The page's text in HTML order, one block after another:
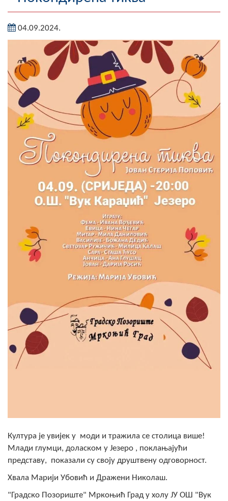
Географија
Насељена мјеста
Занимљивости
Фотогалерија
НАЧЕЛНИК
О Начелнику
Замјеник начелника
Извјештај о раду начелника
СКУПШТИНА
Статут Општине
Скупштинско вијеће општине језеро
Састав Скупштине
ОПШТИНСКА УПРАВА
ИНФО
Вијести
Обавјештења
Заштита од пожара
COVID 19
04.09.2024.
Култура је увијек у моди и тражила се столица више!
Млади глумци, доласком у Језеро , поклањајући
представу, показали су своју друштвену одговорност.
Хвала Марији Убовић и Дражени Николаш.
"Градско Позориште" Мркоњић Град у холу ЈУ ОШ "Вук